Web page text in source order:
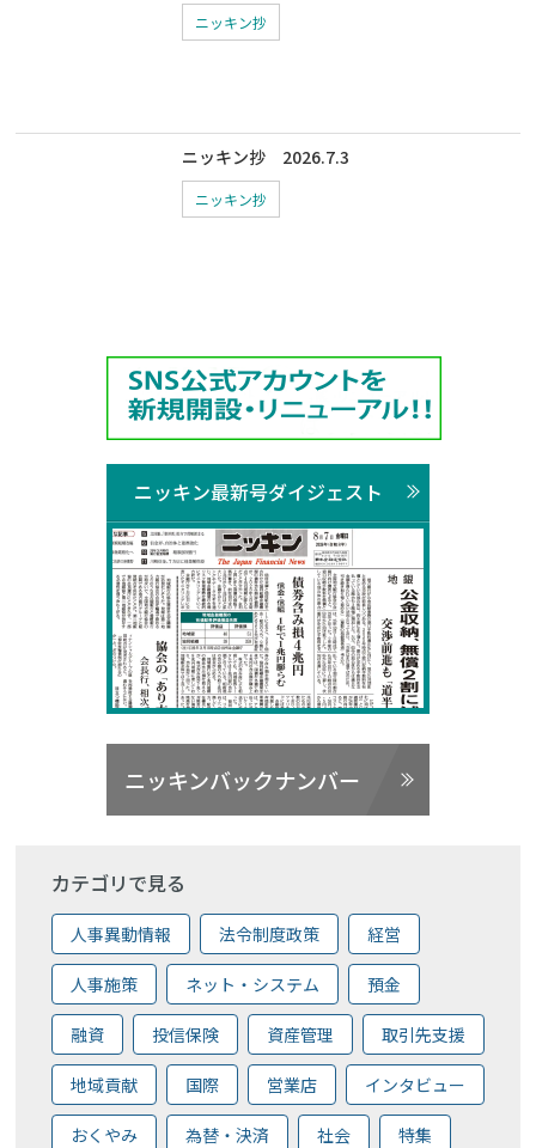
ニッキン抄
ニッキン抄 2026.7.3
ニッキン抄
ニッキン最新号ダイジェスト
ニッキンバックナンバー
カテゴリで見る
人事異動情報 法令制度政策 経営
人事施策 ネット・システム 預金
融資 投信保険 資産管理 取引先支援
地域貢献 国際 営業店 インタビュー
おくやみ 為替・決済 社会 特集